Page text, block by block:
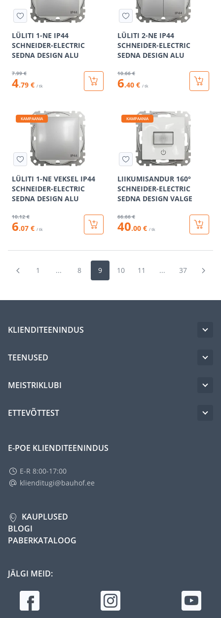
LÜLITI 1-NE IP44
SCHNEIDER-ELECTRIC
SEDNA DESIGN ALU
7.99 €
4.79 € / tk
LÜLITI 2-NE IP44
SCHNEIDER-ELECTRIC
SEDNA DESIGN ALU
10.66 €
6.40 € / tk
KAMPAANIA
LÜLITI 1-NE VEKSEL IP44
SCHNEIDER-ELECTRIC
SEDNA DESIGN ALU
10.12 €
6.07 € / tk
KAMPAANIA
LIIKUMISANDUR 160°
SCHNEIDER-ELECTRIC
SEDNA DESIGN VALGE
66.66 €
40.00 € / tk
1 ... 8 9 10 11 ... 37
KLIENDITEENINDUS
TEENUSED
MEISTRIKLUBI
ETTEVÕTTEST
E-POE KLIENDITEENINDUS
E-R 8:00-17:00
klienditugi@bauhof.ee
KAUPLUSED
BLOGI
PABERKATALOOG
JÄLGI MEID: